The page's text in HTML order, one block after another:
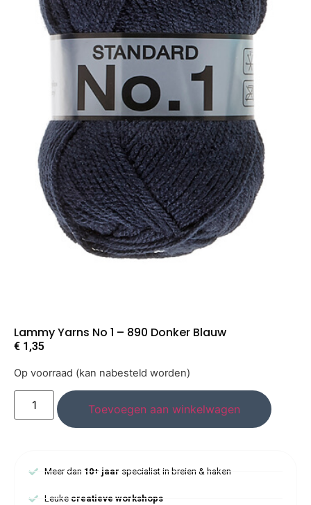
Lammy Yarns No 1 – 890 Donker Blauw
€ 1,35
Op voorraad (kan nabesteld worden)
Toevoegen aan winkelwagen
Meer dan 10+ jaar specialist in breien & haken
Leuke creatieve workshops